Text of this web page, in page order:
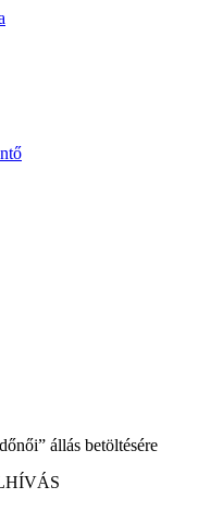
állás betöltésére